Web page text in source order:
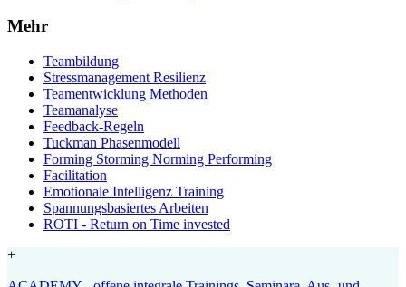
Mehr
Teambildung
Stressmanagement Resilienz
Teamentwicklung Methoden
Teamanalyse
Feedback-Regeln
Tuckman Phasenmodell
Forming Storming Norming Performing
Facilitation
Emotionale Intelligenz Training
Spannungsbasiertes Arbeiten
ROTI - Return on Time invested
+